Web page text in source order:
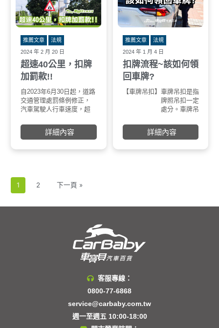
超速40公里，扣牌
加罰款!!
2024 年 2 月 20 日
推薦文章 法規
自2023年6月30日起，道路
交通管理處罰條例修正，
汽車駕駛人行車速度，超
以上，將以危險駕駛舉
發，除處新臺幣1萬2,000
超速40公里有多危險？ 根據交通部統計，
全國道路交通事故
數中，有2成5是肇
的事故，死亡率更
成。
詳細內容
扣牌流程~該如何領
回車牌?
2024 年 1 月 4 日
推薦文章 法規
【車牌吊扣】 車牌吊扣是指依法
牌照吊扣一定期限
處分。車牌吊扣的
例》第40條至第43
詳細內容
1 2 下一頁 »
客服專線：
0800-77-6868
service@carbaby.com.tw
週一至週五 10:00-18:00